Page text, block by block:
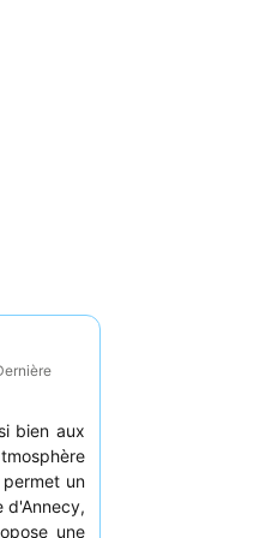
bien aux
un
d'Annecy,
une